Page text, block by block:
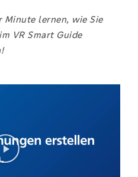
lernen, wie Sie
VR Smart Guide